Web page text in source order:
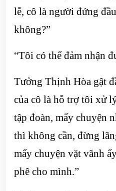
lễ, cô là người đứng
không?”
“Tôi có thể đảm nhận
Tưởng Thịnh Hòa gật
của cô là hỗ trợ tôi xử
tập đoàn, mấy chuyện
thì không cần, đừng
mấy chuyện vặt vãnh
phê cho mình.”